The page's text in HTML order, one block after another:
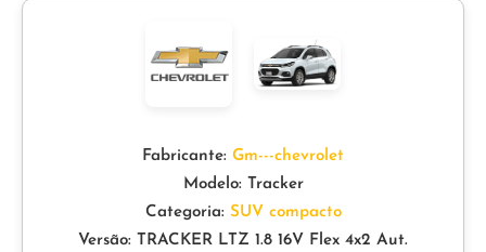
Fabricante: Gm---chevrolet
Modelo: Tracker
Categoria: SUV compacto
Versão: TRACKER LTZ 1.8 16V Flex 4x2 Aut.